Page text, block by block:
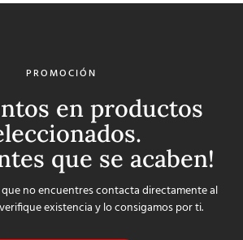
PROMOCIÓN
en productos
que se acaben!
no encuentres contacta directamente al
existencia y lo consigamos por ti.